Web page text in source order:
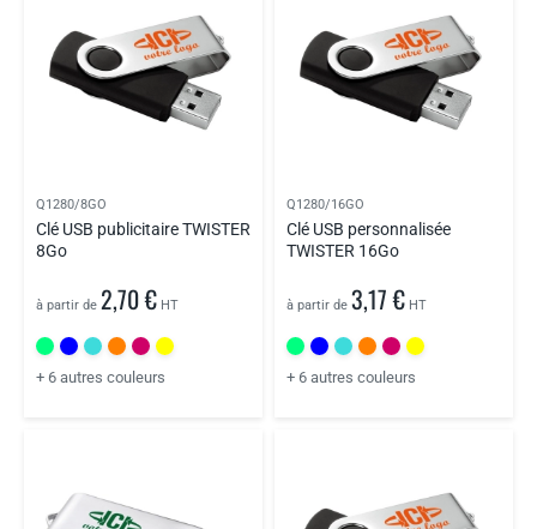
Q1280/8GO
Clé USB publicitaire TWISTER
8Go
à partir de 2,70 € HT
+ 6 autres couleurs
Q1280/16GO
Clé USB personnalisée
TWISTER 16Go
à partir de 3,17 € HT
+ 6 autres couleurs